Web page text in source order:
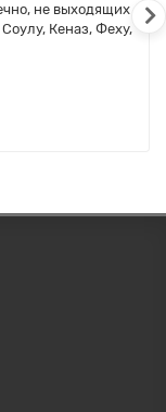
не выходящих
Кеназ, Феху,